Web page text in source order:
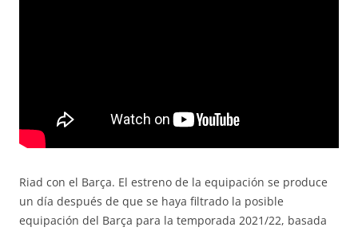
Riad con el Barça. El estreno de la equipación se produce
un día después de que se haya filtrado la posible
equipación del Barça para la temporada 2021/22, basada